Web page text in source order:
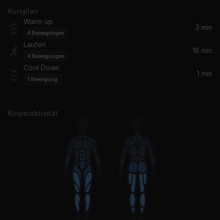
Beautiful Day
U2
You'll Never Walk Alone (Mono) [2002 Remaster]
Gerry & the Pacemakers
We Are The Champions (Remastered 2011)
Kursplan
Warm-up
4 Bewegungen
3 min
Laufen
4 Bewegungen
16 min
Cool Down
1 Bewegung
1 min
Körperaktivität